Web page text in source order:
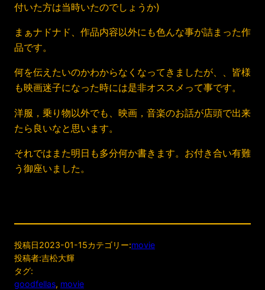
付いた方は当時いたのでしょうか)
まぁナドナド、作品内容以外にも色んな事が詰まった作
品です。
何を伝えたいのかわからなくなってきましたが、、皆様
も映画迷子になった時には是非オススメって事です。
洋服，乗り物以外でも、映画，音楽のお話が店頭で出来
たら良いなと思います。
それではまた明日も多分何か書きます。お付き合い有難
う御座いました。
投稿日2023-01-15カテゴリー:movie
投稿者:吉松大輝
タグ:
goodfellas, movie